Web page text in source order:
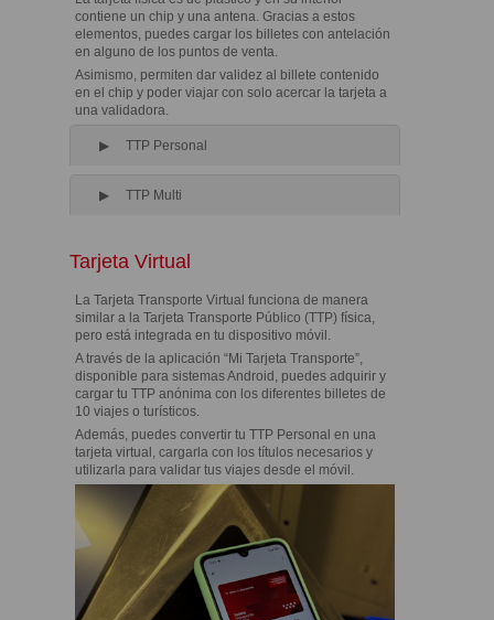
contiene un chip y una antena. Gracias a estos
elementos, puedes cargar los billetes con antelación
en alguno de los puntos de venta.
Asimismo, permiten dar validez al billete contenido
en el chip y poder viajar con solo acercar la tarjeta a
una validadora.
TTP Personal
TTP Multi
Tarjeta Virtual
La Tarjeta Transporte Virtual funciona de manera
similar a la Tarjeta Transporte Público (TTP) física,
pero está integrada en tu dispositivo móvil.
A través de la aplicación “Mi Tarjeta Transporte”,
disponible para sistemas Android, puedes adquirir y
cargar tu TTP anónima con los diferentes billetes de
10 viajes o turísticos.
Además, puedes convertir tu TTP Personal en una
tarjeta virtual, cargarla con los títulos necesarios y
utilizarla para validar tus viajes desde el móvil.